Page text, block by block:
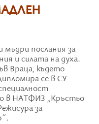
мъдри послания за
и силата на духа.
Враца, където
се в СУ
в НАТФИЗ „Кръстьо
за